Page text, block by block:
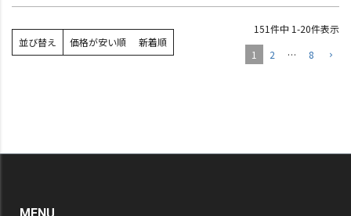
並び替え 価格が安い順 新着順
151件中 1-20件表示
1
2 … 8